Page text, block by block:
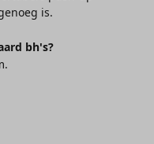
is.
bh's?